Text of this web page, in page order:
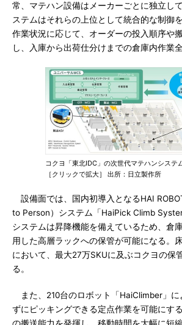
常、マテハン設備はメーカーごとに独立し
ステムはそれらの上位として統合的な制御
作業状況に応じて、オーダーの投入順序や
し、入庫から出荷仕分けまでの倉庫内作業
コクヨ「東北IDC」の次世代マテハンシステ
［クリックで拡大］ 出所：日立製作所
設備面では、国内初導入となるHAI
to Person）システム「HaiPick Climb
システムは昇降機能を備えているため、倉
用した高層ラックへの保管が可能になる。
において、最大27万SKUに及ぶコクヨの保
る。
また、210台のロボット「HaiClimber」に
ずにピッキングできる定点作業を可能にす